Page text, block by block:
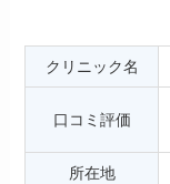
クリニック名
口コミ評価
所在地